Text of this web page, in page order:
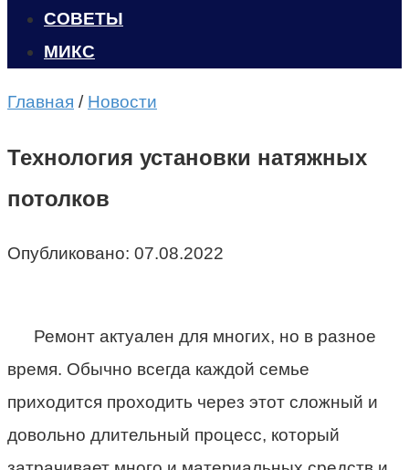
CОВЕТЫ
МИКС
Главная / Новости
Технология установки натяжных
потолков
Опубликовано: 07.08.2022
Ремонт актуален для многих, но в разное
время. Обычно всегда каждой семье
приходится проходить через этот сложный и
довольно длительный процесс, который